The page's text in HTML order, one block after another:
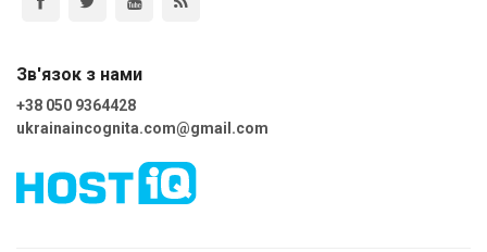
Зв'язок з нами
+38 050 9364428
ukrainaincognita.com@gmail.com